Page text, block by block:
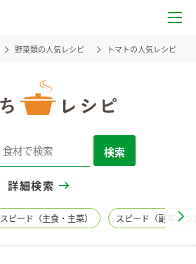
野菜類の人気レシピ トマトの人気レシピ
検索
詳細検索
スピード（主食・主菜） スピード（副菜・つ